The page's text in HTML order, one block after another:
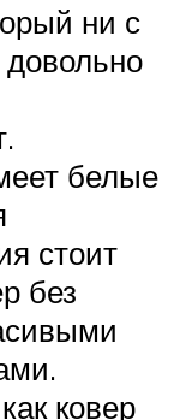
ни с
белые
стоит
без
ковер